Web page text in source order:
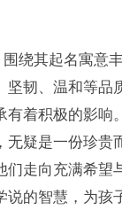
围绕其起名寓意
坚韧、温和等品
有着积极的影响
无疑是一份珍贵
们走向充满希望
说的智慧，为孩